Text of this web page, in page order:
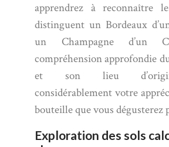
apprendrez à reconnaître
distinguent un Bordeaux
un Champagne d’un
compréhension approfondie
et son lieu
considérablement votre
bouteille que vous dégusterez
Exploration des sols